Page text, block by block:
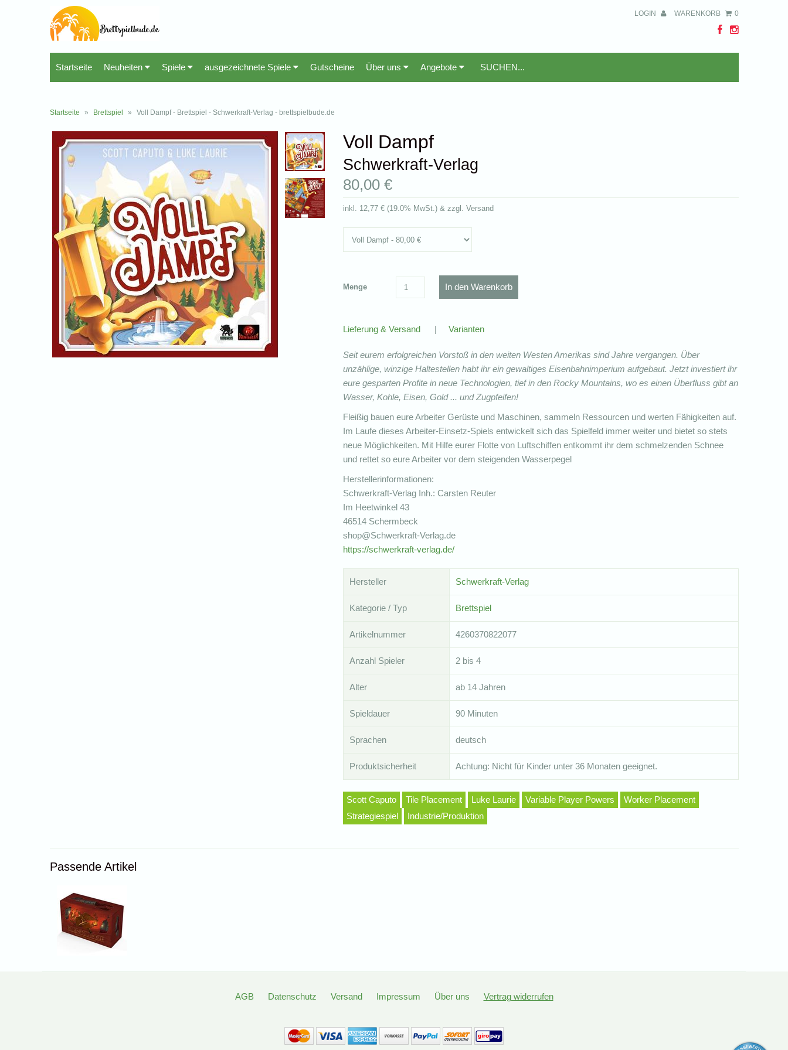
LOGIN WARENKORB 0
Startseite Neuheiten Spiele ausgezeichnete Spiele Gutscheine Über uns Angebote
Startseite » Brettspiel » Voll Dampf - Brettspiel - Schwerkraft-Verlag - brettspielbude.de
Voll Dampf
Schwerkraft-Verlag
80,00 €
inkl. 12,77 €(19.0% MwSt.) & zzgl. Versand
Menge
Lieferung & Versand | Varianten
Seit eurem erfolgreichen Vorstoß in den weiten Westen Amerikas sind Jahre vergangen. Über
unzählige, winzige Haltestellen habt ihr ein gewaltiges Eisenbahnimperium aufgebaut. Jetzt investiert ihr
eure gesparten Profite in neue Technologien, tief in den Rocky Mountains, wo es einen Überfluss gibt an
Wasser, Kohle, Eisen, Gold ... und Zugpfeifen!
Fleißig bauen eure Arbeiter Gerüste und Maschinen, sammeln Ressourcen und werten Fähigkeiten auf.
Im Laufe dieses Arbeiter-Einsetz-Spiels entwickelt sich das Spielfeld immer weiter und bietet so stets
neue Möglichkeiten. Mit Hilfe eurer Flotte von Luftschiffen entkommt ihr dem schmelzenden Schnee
und rettet so eure Arbeiter vor dem steigenden Wasserpegel
Herstellerinformationen:
Schwerkraft-Verlag Inh.: Carsten Reuter
Im Heetwinkel 43
46514 Schermbeck
shop@Schwerkraft-Verlag.de
https://schwerkraft-verlag.de/
Hersteller Schwerkraft-Verlag
Kategorie / Typ Brettspiel
Artikelnummer 4260370822077
Anzahl Spieler 2 bis 4
Alter ab 14 Jahren
Spieldauer 90 Minuten
Sprachen deutsch
Produktsicherheit Achtung: Nicht für Kinder unter 36 Monaten geeignet.
Scott Caputo Tile Placement Luke Laurie Variable Player Powers
Worker Placement
Strategiespiel
Industrie/Produktion
Passende Artikel
AGB Datenschutz Versand Impressum Über uns Vertrag widerrufen